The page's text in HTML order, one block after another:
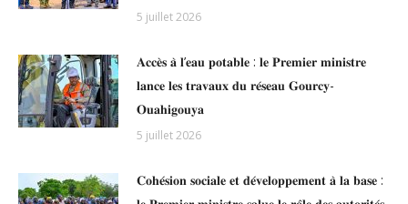
5 juillet 2026
𝐀𝐜𝐜𝐞̀𝐬 𝐚̀ 𝐥’𝐞𝐚𝐮 𝐩𝐨𝐭𝐚𝐛𝐥𝐞 : 𝐥𝐞 𝐏𝐫𝐞𝐦𝐢𝐞𝐫 𝐦𝐢𝐧𝐢𝐬𝐭𝐫𝐞
𝐥𝐚𝐧𝐜𝐞 𝐥𝐞𝐬 𝐭𝐫𝐚𝐯𝐚𝐮𝐱 𝐝𝐮 𝐫𝐞́𝐬𝐞𝐚𝐮 𝐆𝐨𝐮𝐫𝐜𝐲-
𝐎𝐮𝐚𝐡𝐢𝐠𝐨𝐮𝐲𝐚
5 juillet 2026
𝐂𝐨𝐡𝐞́𝐬𝐢𝐨𝐧 𝐬𝐨𝐜𝐢𝐚𝐥𝐞 𝐞𝐭 𝐝𝐞́𝐯𝐞𝐥𝐨𝐩𝐩𝐞𝐦𝐞𝐧𝐭 𝐚̀ 𝐥𝐚 𝐛𝐚𝐬𝐞 :